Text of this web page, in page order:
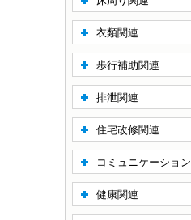
衣類関連
歩行補助関連
排泄関連
住宅改修関連
コミュニケーション
健康関連